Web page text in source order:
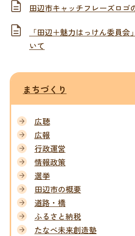
田辺市キャッチフレーズロゴ
「田辺＋魅力はっけ­ん委員
い­て
まちづくり
広聴
広報
行政運営
情報政策
選挙
田辺市の概要
道路・橋
ふるさと納税
たなべ未来創造塾